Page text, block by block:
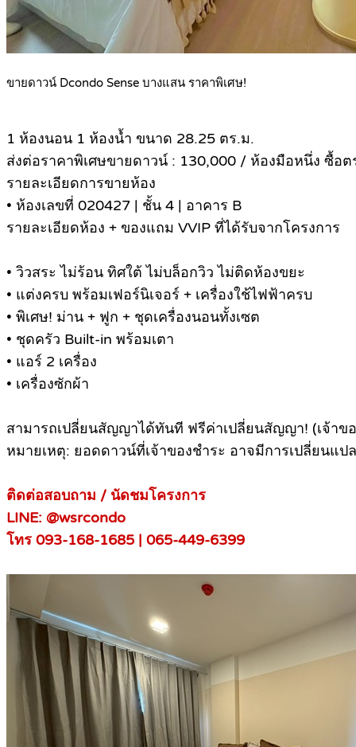
ขายดาวน์ Dcondo Sense บางแสน ราคาพิเศษ!
1 ห้องนอน 1 ห้องน้ำ ขนาด 28.25 ตร.ม.
ส่งต่อราคาพิเศษขายดาวน์ : 130,000 / ห้องมือหนึ่ง ซื้อต
รายละเอียดการขายห้อง
• ห้องเลขที่ 020427 | ชั้น 4 | อาคาร B
รายละเอียดห้อง + ของแถม VVIP ที่ได้รับจากโครงการ
• วิวสระ ไม่ร้อน ทิศใต้ ไม่บล็อกวิว ไม่ติดห้องขยะ
• แต่งครบ พร้อมเฟอร์นิเจอร์ + เครื่องใช้ไฟฟ้าครบ
• พิเศษ! ม่าน + ฟูก + ชุดเครื่องนอนทั้งเซต
• ชุดครัว Built-in พร้อมเตา
• แอร์ 2 เครื่อง
• เครื่องซักผ้า
สามารถเปลี่ยนสัญญาได้ทันที ฟรีค่าเปลี่ยนสัญญา! (เจ้าข
หมายเหตุ: ยอดดาวน์ที่เจ้าของชำระ อาจมีการเปลี่ยนแ
ติดต่อสอบถาม / นัดชมโครงการ
LINE: @wsrcondo
โทร 093-168-1685 | 065-449-6399